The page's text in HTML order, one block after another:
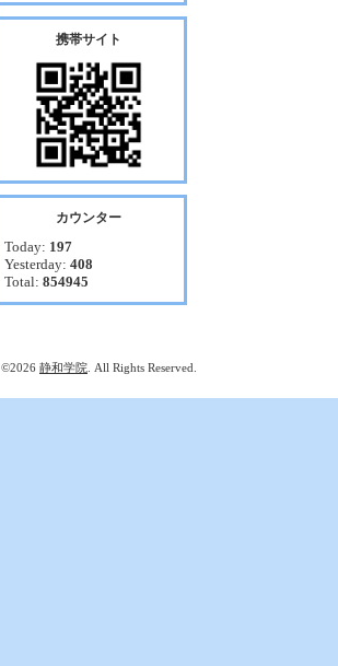
携帯サイト
カウンター
Today: 197
Yesterday: 408
Total: 854945
©2026 静和学院 . All Rights Reserved.